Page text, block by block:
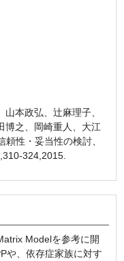
本政弘、辻麻理子、
博之、岡崎重人、大江
性・妥当性の検討、
324,2015.
Modelを参考に開
や、依存症家族に対す